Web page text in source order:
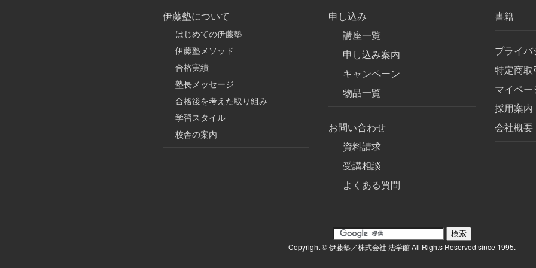
伊藤塾について
はじめての伊藤塾
伊藤塾メソッド
合格実績
塾長メッセージ
合格後を考えた取り組み
学習スタイル
校舎の案内
申し込み
講座一覧
申し込み案内
キャンペーン
物品一覧
お問い合わせ
資料請求
受講相談
よくある質問
書籍
プライ
特定商取
マイペ
採用案内
会社概要
Copyright © 伊藤塾／株式会社 法学館 All Rights Reserved since 1995.